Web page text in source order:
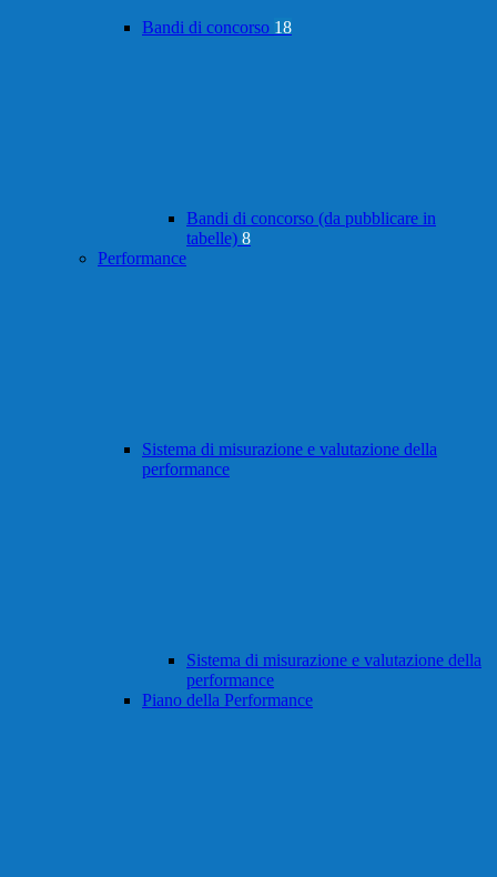
Bandi di concorso 18
Bandi di concorso (da pubblicare in
tabelle) 8
Performance
Sistema di misurazione e valutazione della
performance
Sistema di misurazione e valutazione della
performance
Piano della Performance